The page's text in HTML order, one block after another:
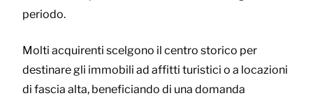
periodo.
Molti acquirenti scelgono il centro storico per
destinare gli immobili ad affitti turistici o a locazioni
di fascia alta, beneficiando di una domanda